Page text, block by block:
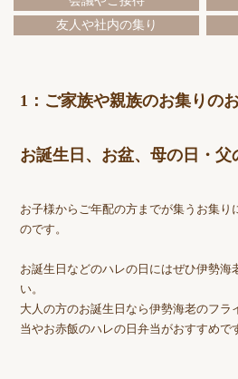
友人や社内の集り
1：ご家族や親族のお集りの
お誕生日、お盆、母の日・
お子様からご年配の方までが集うお集り
のです。
お誕生日などのハレの日にはぜひ伊勢海
い。
大人の方のお誕生日なら伊勢海老のフラ
当やお赤飯のハレの日弁当がおすすめで